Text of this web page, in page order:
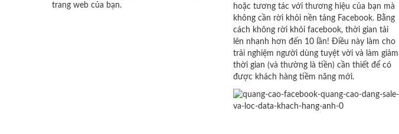
trang web của bạn.
hoặc tương tác với thương hiệu của bạn mà
không cần rời khỏi nền tảng Facebook. Bằng
cách không rời khỏi facebook, thời gian tải
lên nhanh hơn đến 10 lần! Điều này làm cho
trải nghiệm người dùng tuyệt vời và làm giảm
thời gian (và thường là tiền) cần thiết để có
được khách hàng tiềm năng mới.